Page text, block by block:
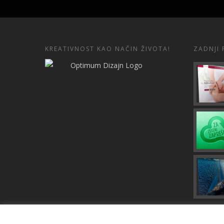
KREATIVNOST KAO NAČIN ŽIVOTA! ZADNJI